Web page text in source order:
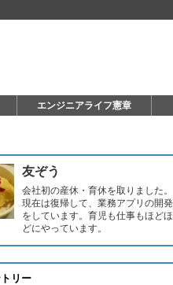
エンジニアライフ憲章
友ぞう
会社初の産休・育休を取りました。
現在は復帰して、業務アプリの開発
をしています。育児も仕事もほどほ
どにやっています。
リー